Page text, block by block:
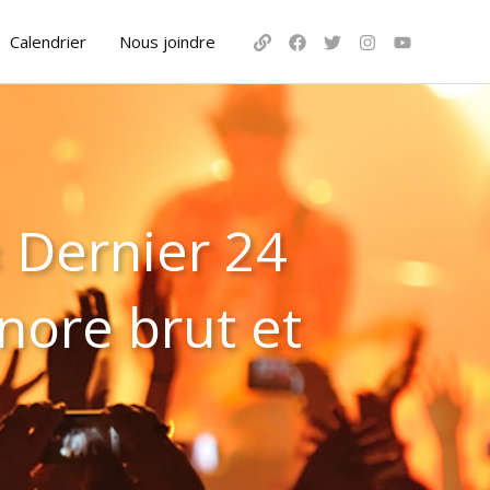
Calendrier Nous joindre
Dernier 24
brut et